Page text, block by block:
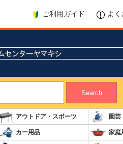
ご利用ガイド よ
Search
アウトドア・スポーツ 園芸
カー用品 家庭